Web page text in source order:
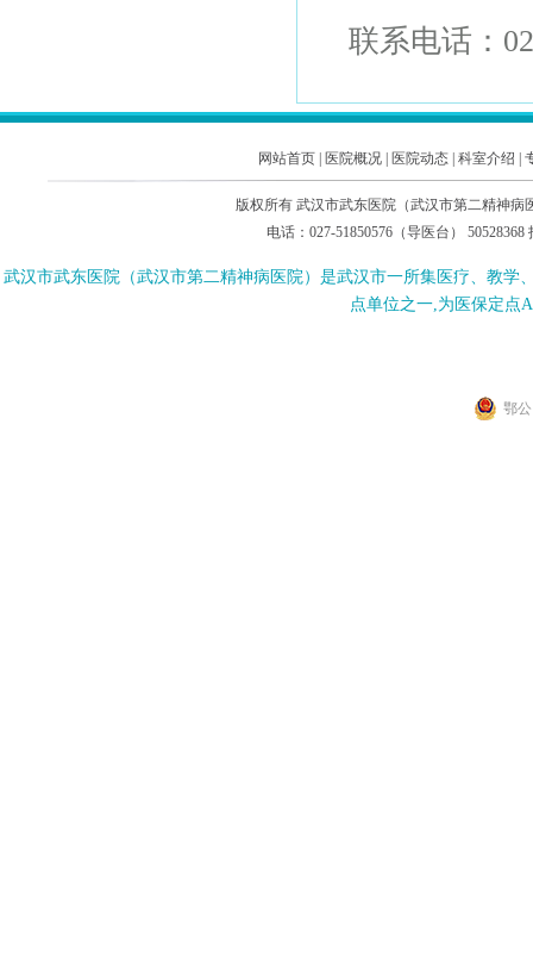
联系电话：
网站首页| 医院概况| 医院动态| 科室介绍
版权所有 武汉市武东医院（武汉市第二精神
电话：027-51850576（导医台）
武汉市武东医院（武汉市第二精神病医院）是武汉市一所集医疗、教
点单位之一,为医保定点
鄂公